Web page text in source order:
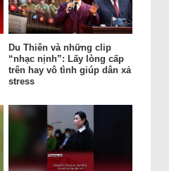
Du Thiên và những clip
“nhạc nịnh”: Lấy lòng cấp
trên hay vô tình giúp dân xả
stress